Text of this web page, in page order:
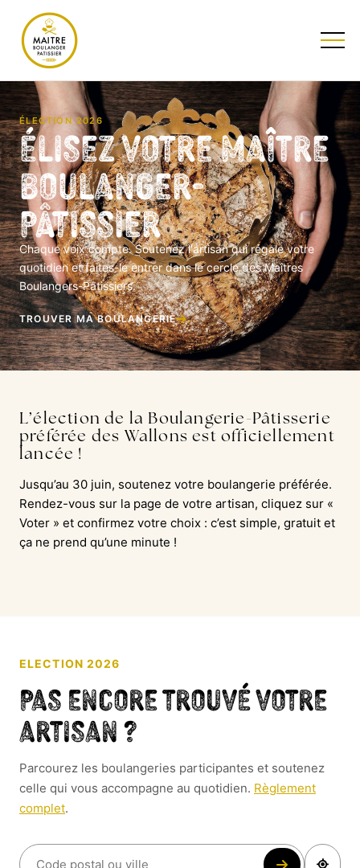
ÉLECTION 2026
Élisez votre Maître
Boulanger-
Pâtissier
Chaque voix compte. Soutenez l'artisan qui régale votre
quotidien et faites-le entrer dans le cercle des Maîtres
Boulangers-Pâtissiers.
TROUVER MA BOULANGERIE
L’élection de la Boulangerie-Pâtisserie
préférée des Wallons est officiellement
lancée !
Jusqu’au 30 juin, soutenez votre boulangerie préférée.
Rendez-vous sur la page de votre artisan, cliquez sur «
Voter » et confirmez votre choix : c’est simple, gratuit et
ça ne prend qu’une minute !
ELECTION 2026
Pas encore trouvé votre
artisan ?
Parcourez les boulangeries participantes et soutenez
celle qui vous accompagne au quotidien. Règlement
complet.